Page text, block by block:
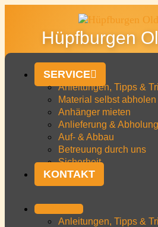
Hüpfburgen
SERVICE
Anleitungen, Tipps &
Material selbst abholen
Anhänger mieten
Anlieferung & Abholung
Auf- & Abbau
Betreuung durch uns
Sicherheit
KONTAKT
SERVICE
Anleitungen, Tipps &